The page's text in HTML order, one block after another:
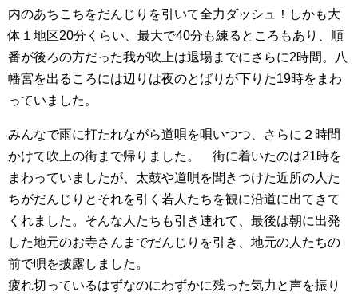
内のあちこちをだんじりを引いて全力ダッシュ！しかも大
体１地区20分くらい、最大で40分も練るところもあり、順
番が後ろの方だった我が吹上は退場までにさらに2時間。八
幡宮を出るころには辺りは夜のとばりが下りた19時をまわ
っていました。
みんなで雨に打たれながら道唄を唄いつつ、さらに２時間
かけて吹上の街まで帰りました。 街に着いたのは21時を
まわっていましたが、太鼓や道唄を聞きつけた近所の人た
ちがだんじりとそれを引く若人たちを観に沿道に出てきて
くれました。そんな人たちも引き連れて、最後は朝に出発
した地元のお寺さんまでだんじりを引き、地元の人たちの
前で唄を披露しました。
疲れ切っているはずなのにわずかに残った気力と声を振り